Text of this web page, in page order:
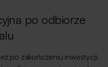
po odbiorze
po zakończeniu inwestycji.